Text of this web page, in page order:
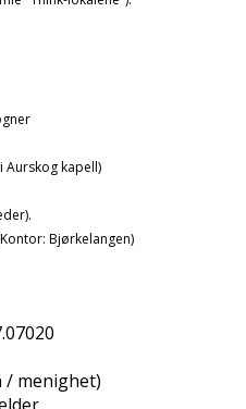
Aurskog kapell)
Bjørkelangen)
/ menighet)